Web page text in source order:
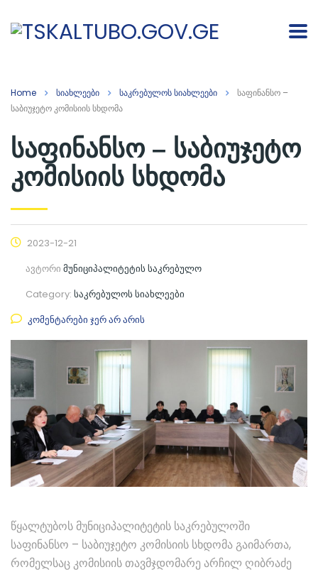
Home სიახლეები საკრებულოს სიახლეები
საფინანსო –
საბიუჯეტო კომისიის სხდომა
საფინანსო – საბიუჯეტო
კომისიის სხდომა
2023-12-21
ავტორი მუნიციპალიტეტის საკრებულო
Category: საკრებულოს სიახლეები
კომენტარები ჯერ არ არის
წყალტუბოს მუნიციპალიტეტის საკრებულოში
საფინანსო – საბიუჯეტო კომისიის სხდომა გაიმართა,
რომელსაც კომისიის თავმჯდომარე არჩილ ღიბრაძე